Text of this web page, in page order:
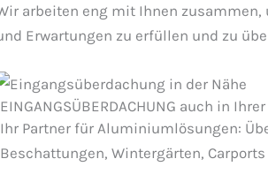
arbeiten eng mit Ihnen zusammen,
Erwartungen zu erfüllen und zu
EINGANGSÜBERDACHUNG auch in
Ihr Partner für Aluminiumlösungen:
Beschattungen, Wintergärten,